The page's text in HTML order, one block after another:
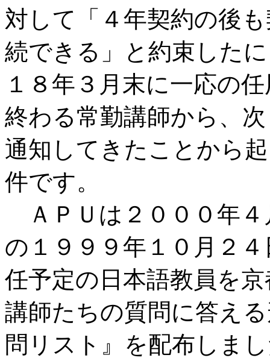
対して「４年契約の後
続できる」と約束した
１８年３月末に一応の
終わる常勤講師から、
通知してきたことから
件です。
ＡＰＵは２０００年４
の１９９９年１０月２
任予定の日本語教員を
講師たちの質問に答え
問リスト』を配布しま